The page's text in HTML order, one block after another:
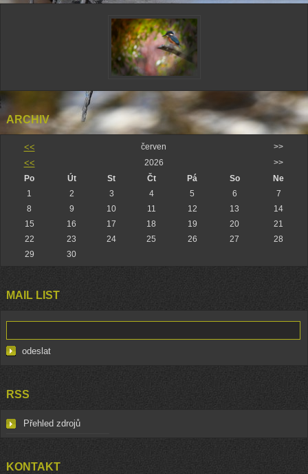
ARCHIV
<< červen >>
<< 2026
>>
Po
Út St Čt Pá So
Ne
1
2 3 4 5 6
7
8
9 10 11 12 13
14
15
16 17 18 19 20
21
22
23 24 25 26 27
28
29
30
MAIL LIST
RSS
Přehled zdrojů
KONTAKT